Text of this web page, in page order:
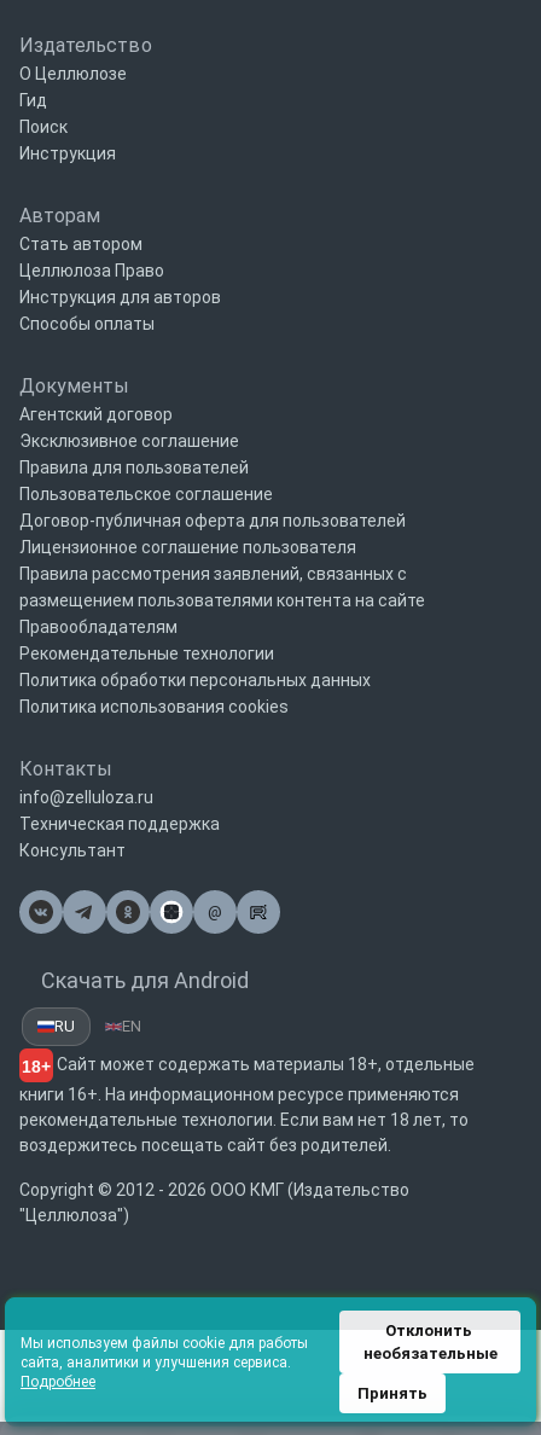
Издательство
О Целлюлозе
Гид
Поиск
Инструкция
Авторам
Стать автором
Целлюлоза Право
Инструкция для авторов
Способы оплаты
Документы
Агентский договор
Эксклюзивное соглашение
Правила для пользователей
Пользовательское соглашение
Договор-публичная оферта для пользователей
Лицензионное соглашение пользователя
Правила рассмотрения заявлений, связанных с
размещением пользователями контента на сайте
Правообладателям
Рекомендательные технологии
Политика обработки персональных данных
Политика использования cookies
Контакты
info@zelluloza.ru
Техническая поддержка
Консультант
@
Почта
Скачать для Android
RU EN
18+ Сайт может содержать материалы 18+, отдельные
книги 16+. На информационном ресурсе применяются
рекомендательные технологии. Если вам нет 18 лет, то
воздержитесь посещать сайт без родителей.
Copyright © 2012 - 2026 ООО КМГ (Издательство
"Целлюлоза")
Мы используем файлы cookie для работы
сайта, аналитики и улучшения сервиса.
Подробнее
Отклонить
необязательные
Принять